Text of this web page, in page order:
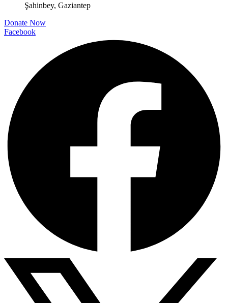
Şahinbey, Gaziantep
Donate Now
Facebook